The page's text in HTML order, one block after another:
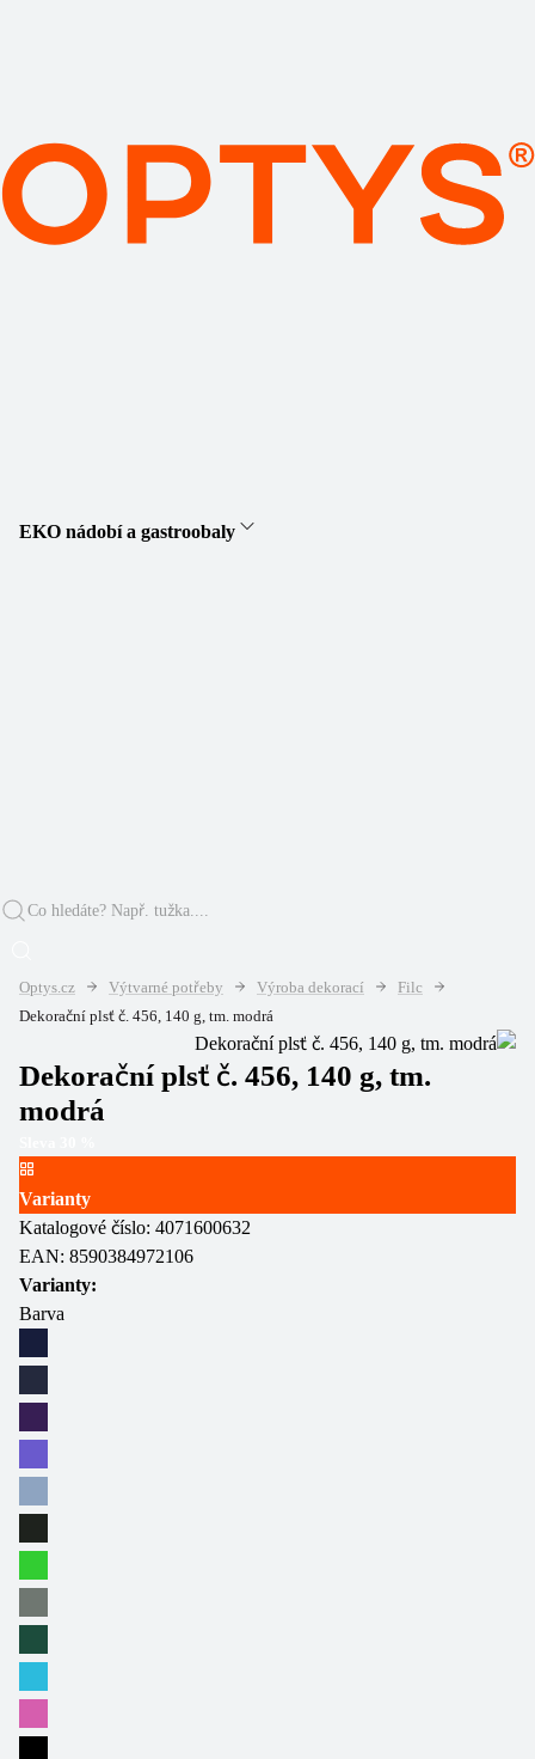
EKO nádobí a gastroobaly
Optys.cz Výtvarné potřeby Výroba dekorací
Filc
Dekorační plsť č. 456, 140 g, tm. modrá
Dekorační plsť č. 456, 140 g, tm.
modrá
Varianty
Katalogové číslo: 4071600632
EAN: 8590384972106
Varianty:
Barva